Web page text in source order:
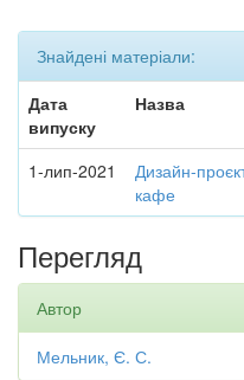
Знайдені матеріали:
Дата
випуску
Назва
1-лип-2021
Дизайн-
кафе
Перегляд
Автор
Мельник, Є. С.